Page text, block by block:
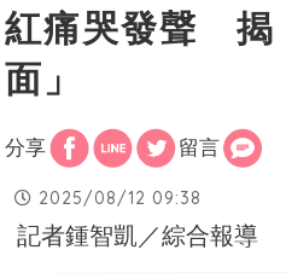
紅痛哭發聲 揭
面」
分享 留言
2025/08/12 09:38
記者鍾智凱／綜合報導